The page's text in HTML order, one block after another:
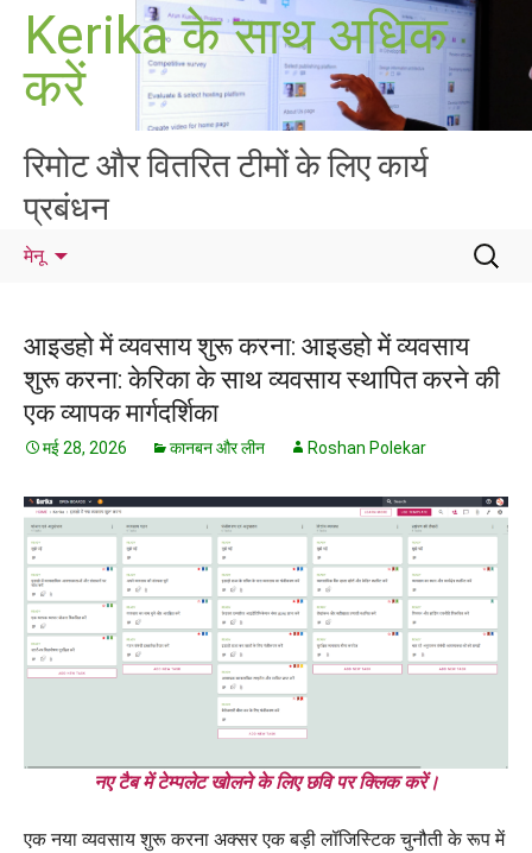
सामग्री
जाएं
Kerika के साथ अधिक
करें
रिमोट और वितरित टीमों के लिए कार्य
प्रबंधन
मेनू
निम्न
को
आइडहो में व्यवसाय शुरू करना: आइडहो में व्यवसाय
शुरू करना: केरिका के साथ व्यवसाय स्थापित करने की
एक व्यापक मार्गदर्शिका
मई 28, 2026 कानबन और लीन Roshan Polekar
नए टैब में टेम्पलेट खोलने के लिए छवि पर क्लिक करें।
एक नया व्यवसाय शुरू करना अक्सर एक बड़ी लॉजिस्टिक चुनौती के रूप में